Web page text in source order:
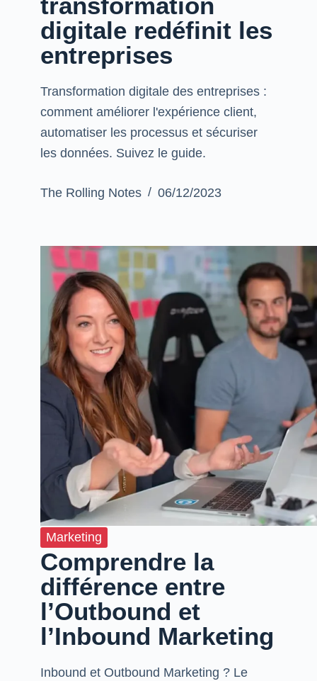
digitale redéfinit les
entreprises
Transformation digitale des entreprises :
comment améliorer l'expérience client,
automatiser les processus et sécuriser
les données. Suivez le guide.
The Rolling Notes 06/12/2023
Marketing
Comprendre la
différence entre
l’Outbound et
l’Inbound Marketing
Inbound et Outbound Marketing ? Le